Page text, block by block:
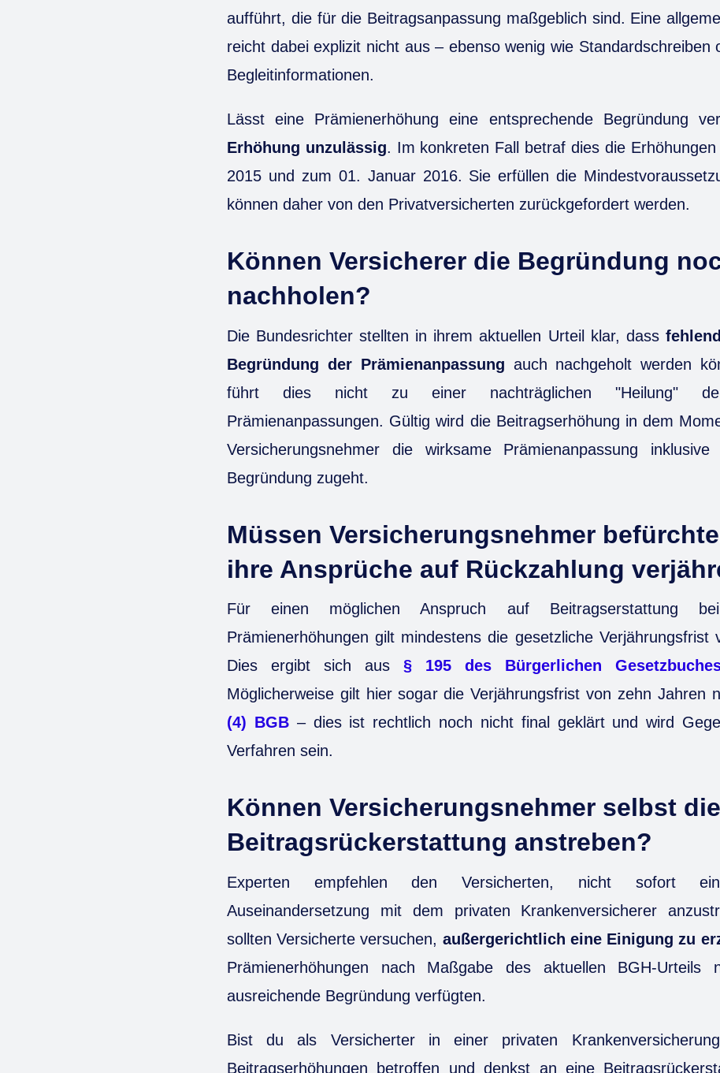
aufführt, die für die Beitragsanpassung maßgeblich sind. Eine
reicht dabei explizit nicht aus – ebenso wenig wie Standardschreiben
Begleitinformationen.
Lässt eine Prämienerhöhung eine entsprechende Begründung
Erhöhung unzulässig. Im konkreten Fall betraf dies die
2015 und zum 01. Januar 2016. Sie erfüllen die
können daher von den Privatversicherten zurückgefordert werden.
Können Versicherer die Begründung
nachholen?
Die Bundesrichter stellten in ihrem aktuellen Urteil klar, dass
Begründung der Prämienanpassung auch nachgeholt werden
führt dies nicht zu einer nachträglichen "Heilung" der
Prämienanpassungen. Gültig wird die Beitragserhöhung in dem
Versicherungsnehmer die wirksame Prämienanpassung inklusive
Begründung zugeht.
Müssen Versicherungsnehmer
ihre Ansprüche auf Rückzahlung
Für einen möglichen Anspruch auf Beitragserstattung bei
Prämienerhöhungen gilt mindestens die gesetzliche Verjährungsfrist
Dies ergibt sich aus § 195 des Bürgerlichen
Möglicherweise gilt hier sogar die Verjährungsfrist von zehn Jahren
(4) BGB– dies ist rechtlich noch nicht final geklärt und wird
Verfahren sein.
Können Versicherungsnehmer selbst die
Beitragsrückerstattung anstreben?
Experten empfehlen den Versicherten, nicht sofort
Auseinandersetzung mit dem privaten Krankenversicherer
sollten Versicherte versuchen, außergerichtlich eine Einigung zu
Prämienerhöhungen nach Maßgabe des aktuellen BGH-Urteils
ausreichende Begründung verfügten.
Bist du als Versicherter in einer privaten
Beitragserhöhungen betroffen und denkst an eine